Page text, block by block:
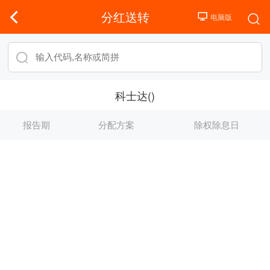
分红送转
科士达()
报告期 分配方案 除权除息日